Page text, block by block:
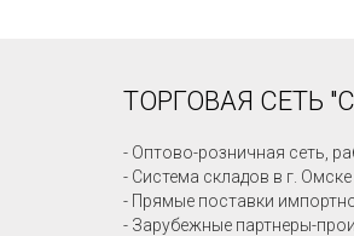
ТОРГОВАЯ СЕТЬ
- Оптово-розничная сеть,
- Система складов в г.
- Прямые поставки
- Зарубежные партнеры-